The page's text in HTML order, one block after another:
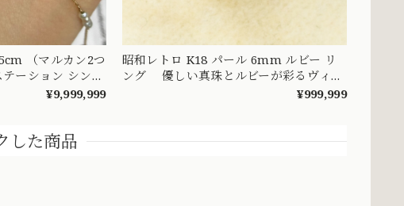
2つ
ーション シンプ
¥9,999,999
昭和レトロ K18 パール 6mm ルビー リ
ング 優しい真珠とルビーが彩るヴィン
¥999,999
した商品